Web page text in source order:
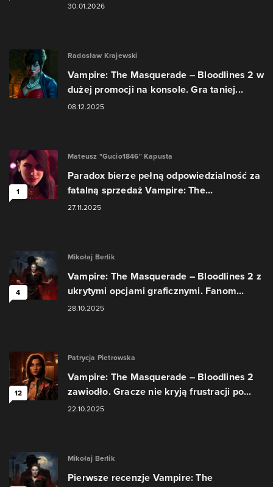
30.01.2026
Radosław Krajewski
Vampire: The Masquerade – Bloodlines 2 w
dużej promocji na konsole. Gra taniej...
08.12.2025
1
Mateusz "Gucio1846" Kapusta
Paradox bierze pełną odpowiedzialność za
fatalną sprzedaż Vampire: The...
27.11.2025
4
Mikołaj Berlik
Vampire: The Masquerade – Bloodlines 2 z
ukrytymi opcjami graficznymi. Fanom...
28.10.2025
12
Patrycja Pietrowska
Vampire: The Masquerade – Bloodlines 2
zawiodło. Gracze nie kryją frustracji po...
22.10.2025
Mikołaj Berlik
Pierwsze recenzje Vampire: The